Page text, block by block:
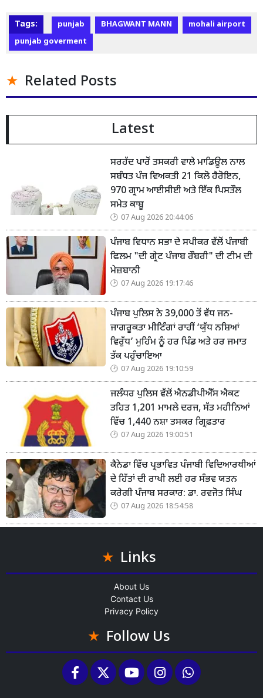
Tags: punjab BHAGWANT MANN
mohali airport
punjab goverment
Related Posts
Latest
ਸਰਹੱਦ ਪਾਰੋਂ ਤਸਕਰੀ ਵਾਲੇ ਮਾਡਿਊਲ ਨਾਲ
ਸਬੰਧਤ ਪੰਜ ਵਿਅਕਤੀ 21 ਕਿਲੋ ਹੈਰੋਇਨ,
970 ਗ੍ਰਾਮ ਆਈਸੀਈ ਅਤੇ ਇੱਕ ਪਿਸਤੌਲ
ਸਮੇਤ ਕਾਬੂ
07 Aug 2026 20:44:06
ਪੰਜਾਬ ਵਿਧਾਨ ਸਭਾ ਦੇ ਸਪੀਕਰ ਵੱਲੋਂ ਪੰਜਾਬੀ
ਫਿਲਮ "ਦੀ ਗ੍ਰੇਟ ਪੰਜਾਬ ਰੌਬਰੀ" ਦੀ ਟੀਮ ਦੀ
ਮੇਜ਼ਬਾਨੀ
07 Aug 2026 19:17:46
ਪੰਜਾਬ ਪੁਲਿਸ ਨੇ 39,000 ਤੋਂ ਵੱਧ ਜਨ-
ਜਾਗਰੂਕਤਾ ਮੀਟਿੰਗਾਂ ਰਾਹੀਂ ‘ਯੁੱਧ ਨਸ਼ਿਆਂ
ਵਿਰੁੱਧ’ ਮੁਹਿੰਮ ਨੂੰ ਹਰ ਪਿੰਡ ਅਤੇ ਹਰ ਜਮਾਤ
ਤੱਕ ਪਹੁੰਚਾਇਆ
07 Aug 2026 19:10:59
ਜਲੰਧਰ ਪੁਲਿਸ ਵੱਲੋਂ ਐਨਡੀਪੀਐੱਸ ਐਕਟ
ਤਹਿਤ 1,201 ਮਾਮਲੇ ਦਰਜ, ਸੱਤ ਮਹੀਨਿਆਂ
ਵਿੱਚ 1,440 ਨਸ਼ਾ ਤਸਕਰ ਗ੍ਰਿਫ਼ਤਾਰ
07 Aug 2026 19:00:51
ਕੈਨੇਡਾ ਵਿੱਚ ਪ੍ਰਭਾਵਿਤ ਪੰਜਾਬੀ ਵਿਦਿਆਰਥੀਆਂ
ਦੇ ਹਿੱਤਾਂ ਦੀ ਰਾਖੀ ਲਈ ਹਰ ਸੰਭਵ ਯਤਨ
ਕਰੇਗੀ ਪੰਜਾਬ ਸਰਕਾਰ: ਡਾ. ਰਵਜੋਤ ਸਿੰਘ
07 Aug 2026 18:54:58
Links
About Us
Contact Us
Privacy Policy
Follow Us